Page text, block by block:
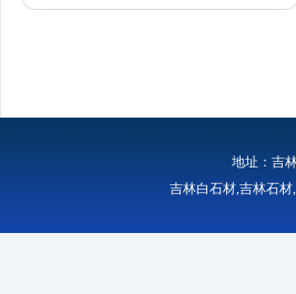
地址：吉
吉林白石材,吉林石材,